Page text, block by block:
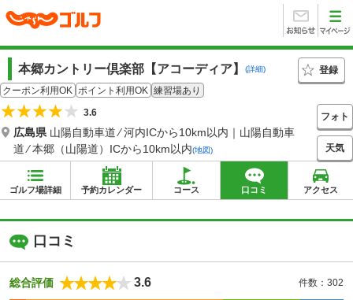
本郷カントリー倶楽部【アコーディア】 (詳細)
登録
クーポン利用OK ポイント利用OK 練習場あり
3.6
広島県 山陽自動車道 ⁄ 河内ICから10km以内｜山陽自動車
道 ⁄ 本郷（山陽道）ICから10km以内(地図)
フォト
天気
ゴルフ場詳細 予約カレンダー コース 口コミ アクセス
口コミ
総合評価 3.6 件数：302